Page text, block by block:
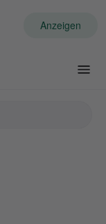
Anzeigen